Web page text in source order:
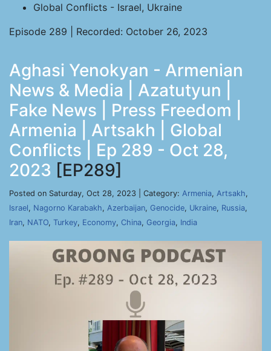
Global Conflicts - Israel, Ukraine
Episode 289 | Recorded: October 26, 2023
Aghasi Yenokyan - Armenian
News & Media | Azatutyun |
Fake News | Press Freedom |
Armenia | Artsakh | Global
Conflicts | Ep 289 - Oct 28,
2023 [EP289]
Posted on Saturday, Oct 28, 2023 | Category: Armenia, Artsakh,
Israel, Nagorno Karabakh, Azerbaijan, Genocide, Ukraine, Russia,
Iran, NATO, Turkey, Economy, China, Georgia, India